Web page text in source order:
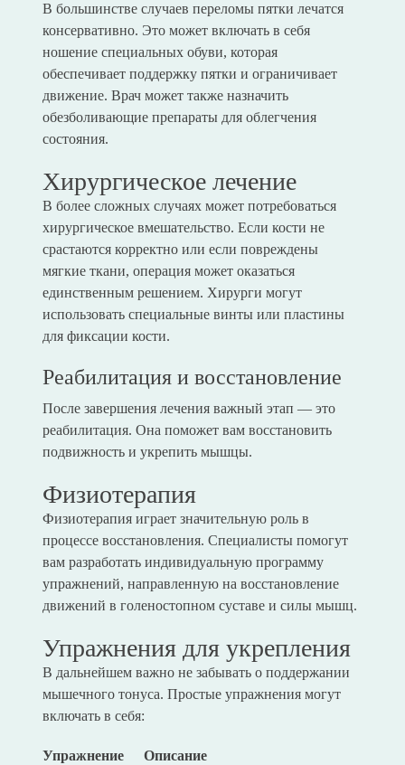
В большинстве случаев переломы пятки лечатся
консервативно. Это может включать в себя
ношение специальных обуви, которая
обеспечивает поддержку пятки и ограничивает
движение. Врач может также назначить
обезболивающие препараты для облегчения
состояния.
Хирургическое лечение
В более сложных случаях может потребоваться
хирургическое вмешательство. Если кости не
срастаются корректно или если повреждены
мягкие ткани, операция может оказаться
единственным решением. Хирурги могут
использовать специальные винты или пластины
для фиксации кости.
Реабилитация и восстановление
После завершения лечения важный этап — это
реабилитация. Она поможет вам восстановить
подвижность и укрепить мышцы.
Физиотерапия
Физиотерапия играет значительную роль в
процессе восстановления. Специалисты помогут
вам разработать индивидуальную программу
упражнений, направленную на восстановление
движений в голеностопном суставе и силы мышц.
Упражнения для укрепления
В дальнейшем важно не забывать о поддержании
мышечного тонуса. Простые упражнения могут
включать в себя:
Упражнение
Описание